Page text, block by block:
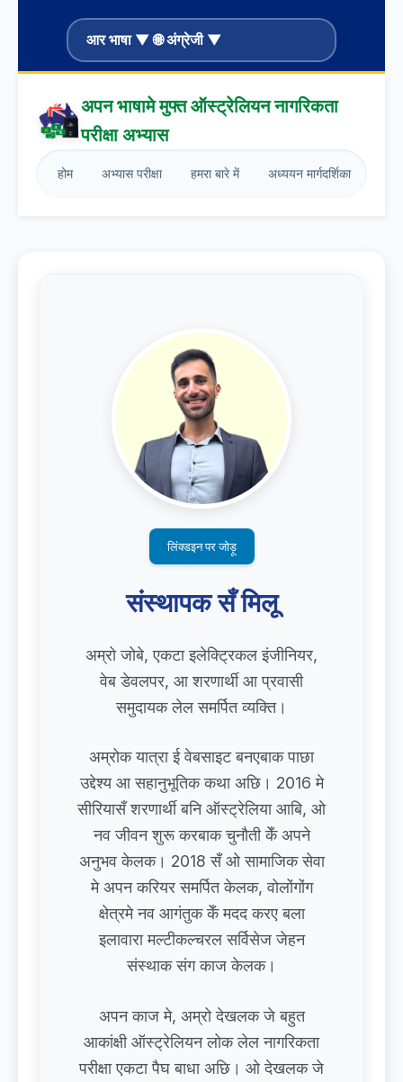
आर भाषा ▼ 🌐 अंग्रेजी ▼
अपन भाषामे मुफ्त ऑस्ट्रेलियन नागरिकता
परीक्षा अभ्यास
होम अभ्यास परीक्षा हमरा बारे में अध्ययन मार्गदर्शिका
लिंक्डइन पर जोड़ू
संस्थापक सँ मिलू
अम्रो जोबे, एकटा इलेक्ट्रिकल इंजीनियर,
वेब डेवलपर, आ शरणार्थी आ प्रवासी
समुदायक लेल समर्पित व्यक्ति।
अम्रोक यात्रा ई वेबसाइट बनएबाक पाछा
उद्देश्य आ सहानुभूतिक कथा अछि। 2016 मे
सीरियासँ शरणार्थी बनि ऑस्ट्रेलिया आबि, ओ
नव जीवन शुरू करबाक चुनौती केँ अपने
अनुभव केलक। 2018 सँ ओ सामाजिक सेवा
मे अपन करियर समर्पित केलक, वोलोंगोंग
क्षेत्रमे नव आगंतुक केँ मदद करए बला
इलावारा मल्टीकल्चरल सर्विसेज जेहन
संस्थाक संग काज केलक।
अपन काज मे, अम्रो देखलक जे बहुत
आकांक्षी ऑस्ट्रेलियन लोक लेल नागरिकता
परीक्षा एकटा पैघ बाधा अछि। ओ देखलक जे